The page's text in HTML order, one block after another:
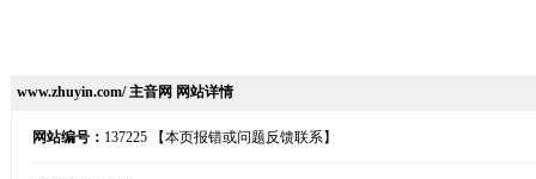
www.zhuyin.com/ 主音网 网站详情
网站编号： 137225 【本页报错或问题反馈联系】